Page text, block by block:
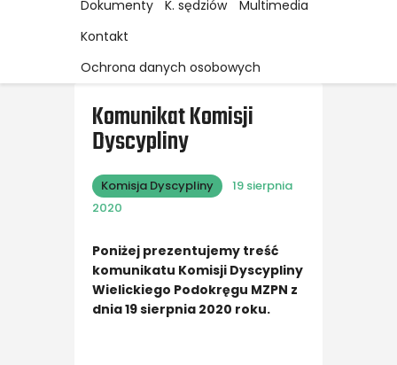
Dokumenty
K. sędziów
Multimedia
Kontakt
Ochrona danych osobowych
Komunikat Komisji
Dyscypliny
Komisja Dyscypliny
19 sierpnia
2020
Poniżej prezentujemy treść
komunikatu Komisji Dyscypliny
Wielickiego Podokręgu MZPN z
dnia 19 sierpnia 2020 roku.